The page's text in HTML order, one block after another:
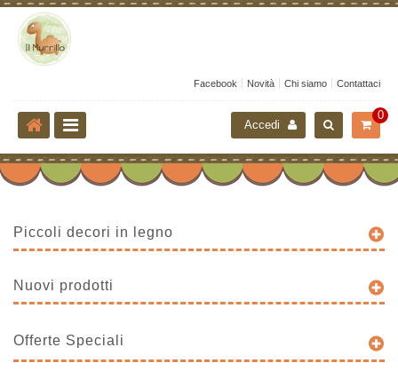
Facebook Novità Chi siamo Contattaci
0
Accedi
Piccoli decori in legno
Nuovi prodotti
Offerte Speciali